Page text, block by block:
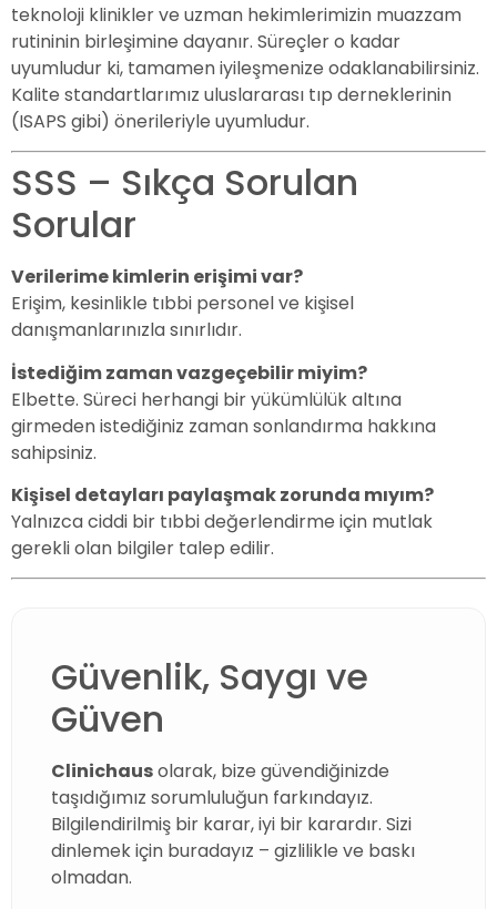
teknoloji klinikler ve uzman hekimlerimizin muazzam
rutininin birleşimine dayanır. Süreçler o kadar
uyumludur ki, tamamen iyileşmenize odaklanabilirsiniz.
Kalite standartlarımız uluslararası tıp derneklerinin
(ISAPS gibi) önerileriyle uyumludur.
SSS – Sıkça Sorulan
Sorular
Verilerime kimlerin erişimi var?
Erişim, kesinlikle tıbbi personel ve kişisel
danışmanlarınızla sınırlıdır.
İstediğim zaman vazgeçebilir miyim?
Elbette. Süreci herhangi bir yükümlülük altına
girmeden istediğiniz zaman sonlandırma hakkına
sahipsiniz.
Kişisel detayları paylaşmak zorunda mıyım?
Yalnızca ciddi bir tıbbi değerlendirme için mutlak
gerekli olan bilgiler talep edilir.
Güvenlik, Saygı ve
Güven
Clinichausolarak, bize güvendiğinizde
taşıdığımız sorumluluğun farkındayız.
Bilgilendirilmiş bir karar, iyi bir karardır. Sizi
dinlemek için buradayız – gizlilikle ve baskı
olmadan.